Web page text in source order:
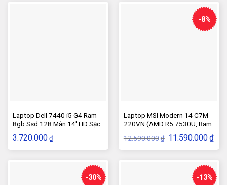
Laptop Dell 7440 i5 G4 Ram
8gb Ssd 128 Màn 14′ HD Sạc
Rin
3.720.000 ₫
-8%
Laptop MSI Modern 14 C7M
220VN (AMD R5 7530U, Ram
8GB, SSD 512GB, Màn Hình
14.0inch FHD IPS, Windows
11, Đen)
12.590.000 ₫ Giá
gốc
là:
11.590.000₫Giá
hiện
tại
-30% -13%